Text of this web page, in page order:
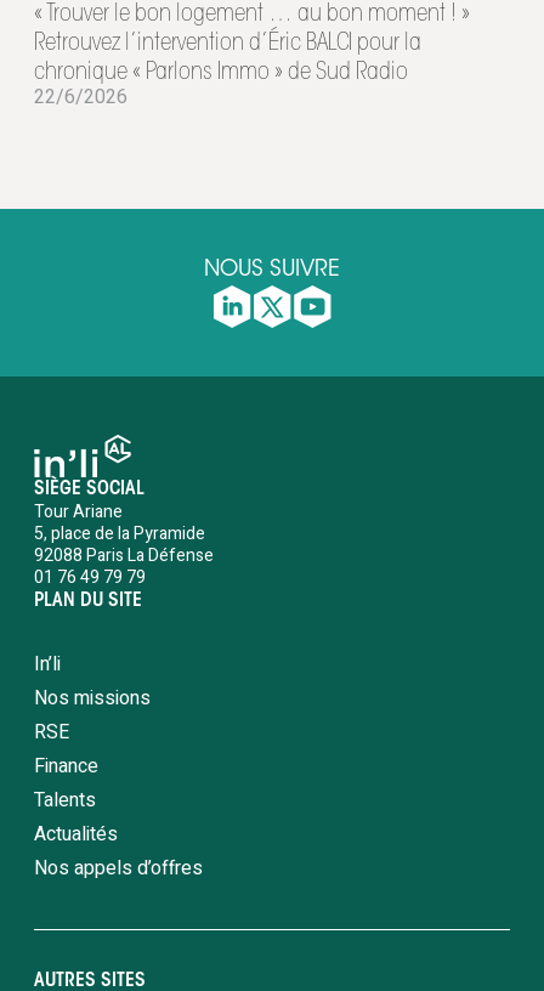
« Trouver le bon logement … au bon moment ! »
Retrouvez l’intervention d’Éric BALCI pour la
chronique « Parlons Immo » de Sud Radio
22/6/2026
NOUS SUIVRE
SIÈGE SOCIAL
Tour Ariane
5, place de la Pyramide
92088 Paris La Défense
01 76 49 79 79
PLAN DU SITE
In’li
Nos missions
RSE
Finance
Talents
Actualités
Nos appels d’offres
AUTRES SITES